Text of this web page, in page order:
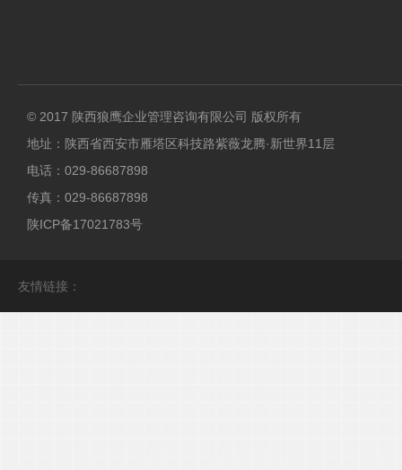
© 2017 陕西狼鹰企业管理咨询有限公司 版权所有
地址：陕西省西安市雁塔区科技路紫薇龙腾·新世界11层
电话：029-86687898
传真：029-86687898
陕ICP备17021783号
友情链接：